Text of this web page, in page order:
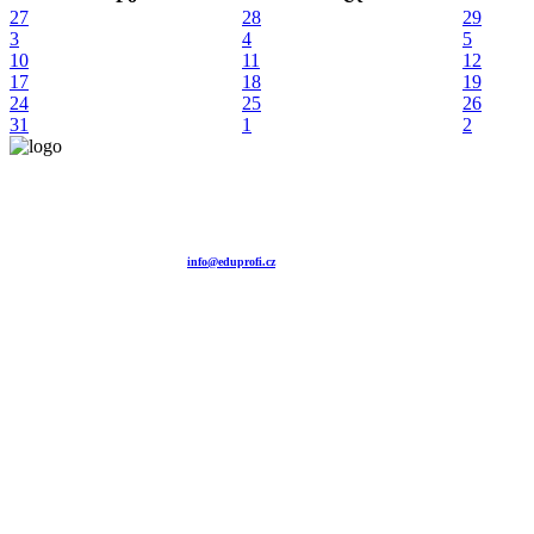
27
28 29
3
4 5
10
11 12
17
18 19
24
25 26
31
1 2
info@eduprofi.cz